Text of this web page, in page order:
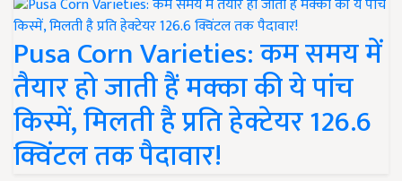
Pusa Corn Varieties: कम समय में
तैयार हो जाती हैं मक्का की ये पांच
किस्में, मिलती है प्रति हेक्टेयर 126.6
क्विंटल तक पैदावार!